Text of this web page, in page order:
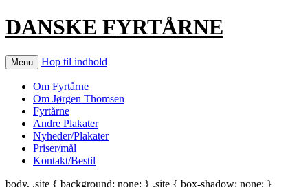
DANSKE FYRTÅRNE
Menu Hop til indhold
Om Fyrtårne
Om Jørgen Thomsen
Fyrtårne
Andre Plakater
Nyheder/Plakater
Priser/mål
Kontakt/Bestil
body, .site { background: none; } .site { box-shadow: none; }